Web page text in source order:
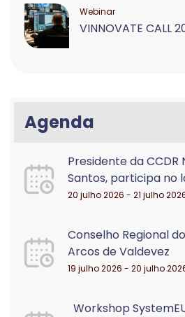
Webinar
VINNOVATE CALL
Agenda
Presidente da CCDR
Santos, participa no
20 julho 2026 - 21 julho
Conselho Regional
Arcos de Valdevez
19 julho 2026 - 20 julho
Workshop